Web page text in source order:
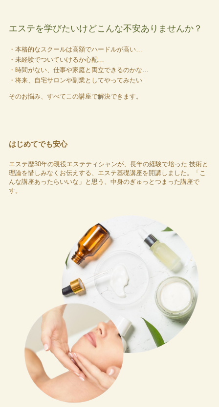
エステを学びたいけどこんな不安ありませんか？
・本格的なスクールは高額でハードルが高い…
・未経験でついていけるか心配…
・時間がない、仕事や家庭と両立できるのかな…
・将来、自宅サロンや副業としてやってみたい
そのお悩み、すべてこの講座で解決できます。
はじめてでも安心
エステ歴30年の現役エステティシャンが、長年の経験で培った 技術と
理論を惜しみなくお伝えする、エステ基礎講座を開講しました。「こ
んな講座あったらいいな」と思う、中身のぎゅっとつまった講座で
す。